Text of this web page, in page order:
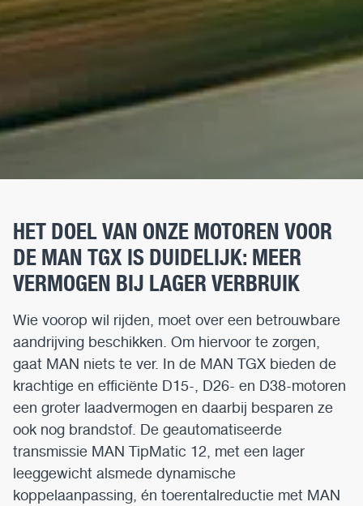
HET DOEL VAN ONZE MOTOREN VOOR
DE MAN TGX IS DUIDELIJK: MEER
VERMOGEN BIJ LAGER VERBRUIK
Wie voorop wil rijden, moet over een betrouwbare
aandrijving beschikken. Om hiervoor te zorgen,
gaat MAN niets te ver. In de MAN TGX bieden de
krachtige en efficiënte D15-, D26- en D38-motoren
een groter laadvermogen en daarbij besparen ze
ook nog brandstof. De geautomatiseerde
transmissie MAN TipMatic 12, met een lager
leeggewicht alsmede dynamische
koppelaanpassing, én toerentalreductie met MAN